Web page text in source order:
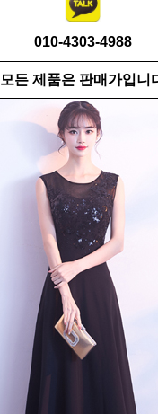
010-4303-4988
모든 제품은 판매가입니